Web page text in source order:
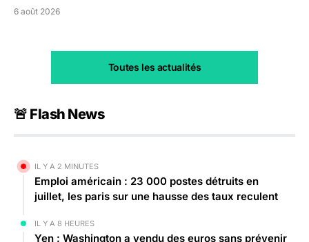
6 août 2026
Toutes les actualités
🚨 Flash News
IL Y A 2 MINUTES
Emploi américain : 23 000 postes détruits en
juillet, les paris sur une hausse des taux reculent
IL Y A 8 HEURES
Yen : Washington a vendu des euros sans prévenir